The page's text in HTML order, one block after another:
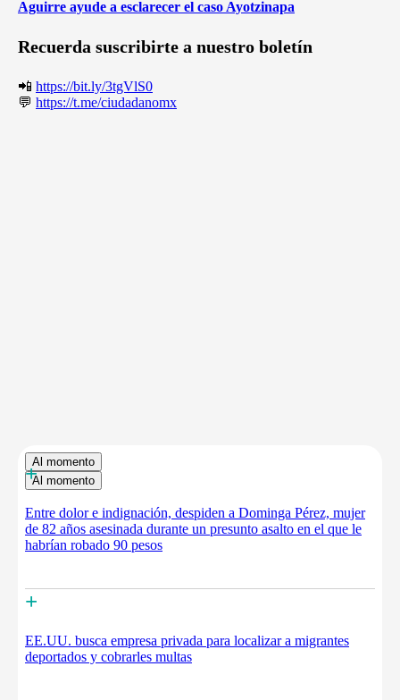
Aguirre ayude a esclarecer el caso Ayotzinapa
Recuerda suscribirte a nuestro boletín
📲 https://bit.ly/3tgVlS0
💬 https://t.me/ciudadanomx
Al momento
Al momento
+
Entre dolor e indignación, despiden a Dominga Pérez, mujer
de 82 años asesinada durante un presunto asalto en el que le
habrían robado 90 pesos
+
EE.UU. busca empresa privada para localizar a migrantes
deportados y cobrarles multas